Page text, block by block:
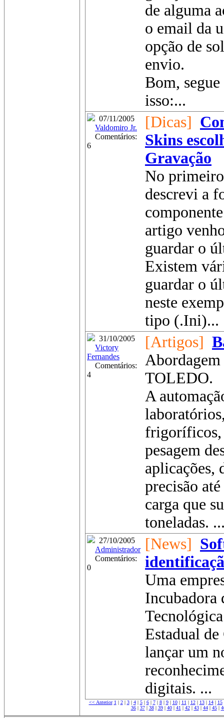
de alguma
o email da
opção de
envio.
Bom,
isso:...
07/11/2005
Valdomiro Jr.
Comentários:
6
[Dicas]
Skins
Gravação
No
descrevi a
artigo
guardar o
Existem
guardar o
neste
tipo (.Ini)...
31/10/2005
Victory
Fernandes
Comentários:
4
[Artigos]
Abordagem
TOLEDO.
A
frigoríficos,
pesagem
aplicações,
precisão
carga que
toneladas.
27/10/2005
Administrador
Comentários:
0
[News]
Uma
Incubadora
Estadual de
lançar um
digitais. ...
<< Anterior 1 | 2| 3| 4| 5| 6| 7| 8| 9| 10| 11 | 12| 13| 14| 15
36| 37| 38| 39| 40| 41 | 42| 43| 44| 45|